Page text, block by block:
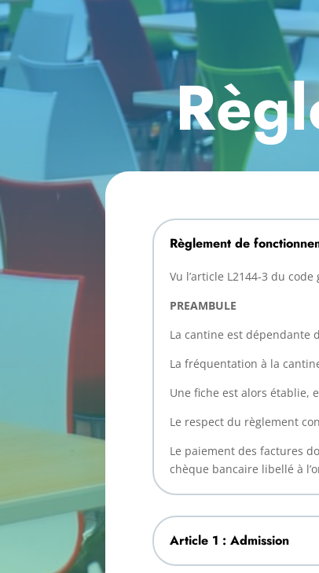
Règlement de
Vu l’article L2144-3 du
PREAMBULE
La cantine est dépendante
La fréquentation à la
Une fiche est alors établie,
Le respect du règlement
Le paiement des factures
chèque bancaire libellé à
Article 1 : Admission